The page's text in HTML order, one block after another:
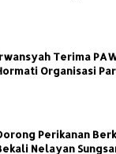
Terima
Organisasi
Perikanan
Nelayan